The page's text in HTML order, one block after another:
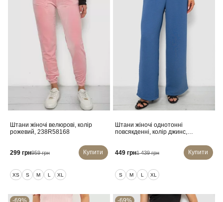
Штани жіночі велюрові, колір
рожевий, 238R58168
299 грн959 грн Купити
XS S M L XL
Штани жіночі однотонні
повсякденні, колір джинс,
449 грн1 439 грн Купити
S M L XL
-69% -69%